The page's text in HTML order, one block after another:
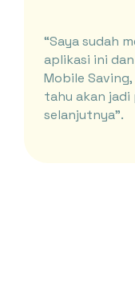
“Saya sudah
aplikasi ini
Mobile
tahu akan jadi
selanjutnya”.